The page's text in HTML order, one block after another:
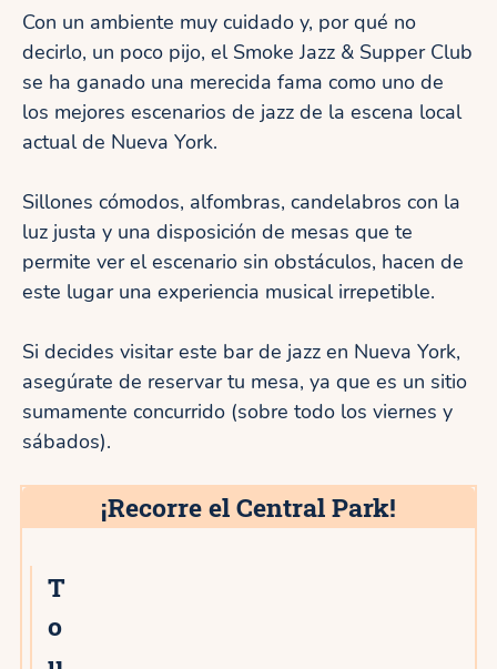
Con un ambiente muy cuidado y, por qué no
decirlo, un poco pijo, el Smoke Jazz & Supper Club
se ha ganado una merecida fama como uno de
los mejores escenarios de jazz de la escena local
actual de Nueva York.
Sillones cómodos, alfombras, candelabros con la
luz justa y una disposición de mesas que te
permite ver el escenario sin obstáculos, hacen de
este lugar una experiencia musical irrepetible.
Si decides visitar este bar de jazz en Nueva York,
asegúrate de reservar tu mesa, ya que es un sitio
sumamente concurrido (sobre todo los viernes y
sábados).
¡Recorre el Central Park!
T
o